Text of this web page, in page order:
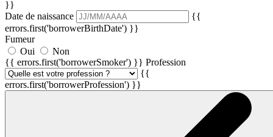
}}
Date de naissance
{{
errors.first('borrowerBirthDate') }}
Fumeur
Oui
Non
{{ errors.first('borrowerSmoker') }} Profession
{{
errors.first('borrowerProfession') }}